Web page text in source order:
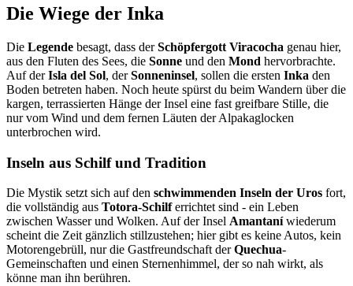
Die Wiege der Inka
Die Legende besagt, dass derSchöpfergott Viracocha genau hier,
aus den Fluten des Sees, die Sonne und den Mond hervorbrachte.
Auf derIsla del Sol, derSonneninsel, sollen die ersten Inka den
Boden betreten haben. Noch heute spürst du beim Wandern über die
kargen, terrassierten Hänge der Insel eine fast greifbare Stille, die
nur vom Wind und dem fernen Läuten der Alpakaglocken
unterbrochen wird.
Inseln aus Schilf und Tradition
Die Mystik setzt sich auf den schwimmenden Inseln der Uros fort,
die vollständig aus Totora-Schilferrichtet sind - ein Leben
zwischen Wasser und Wolken. Auf der Insel Amantaníwiederum
scheint die Zeit gänzlich stillzustehen; hier gibt es keine Autos, kein
Motorengebrüll, nur die Gastfreundschaft derQuechua-
Gemeinschaften und einen Sternenhimmel, der so nah wirkt, als
könne man ihn berühren.